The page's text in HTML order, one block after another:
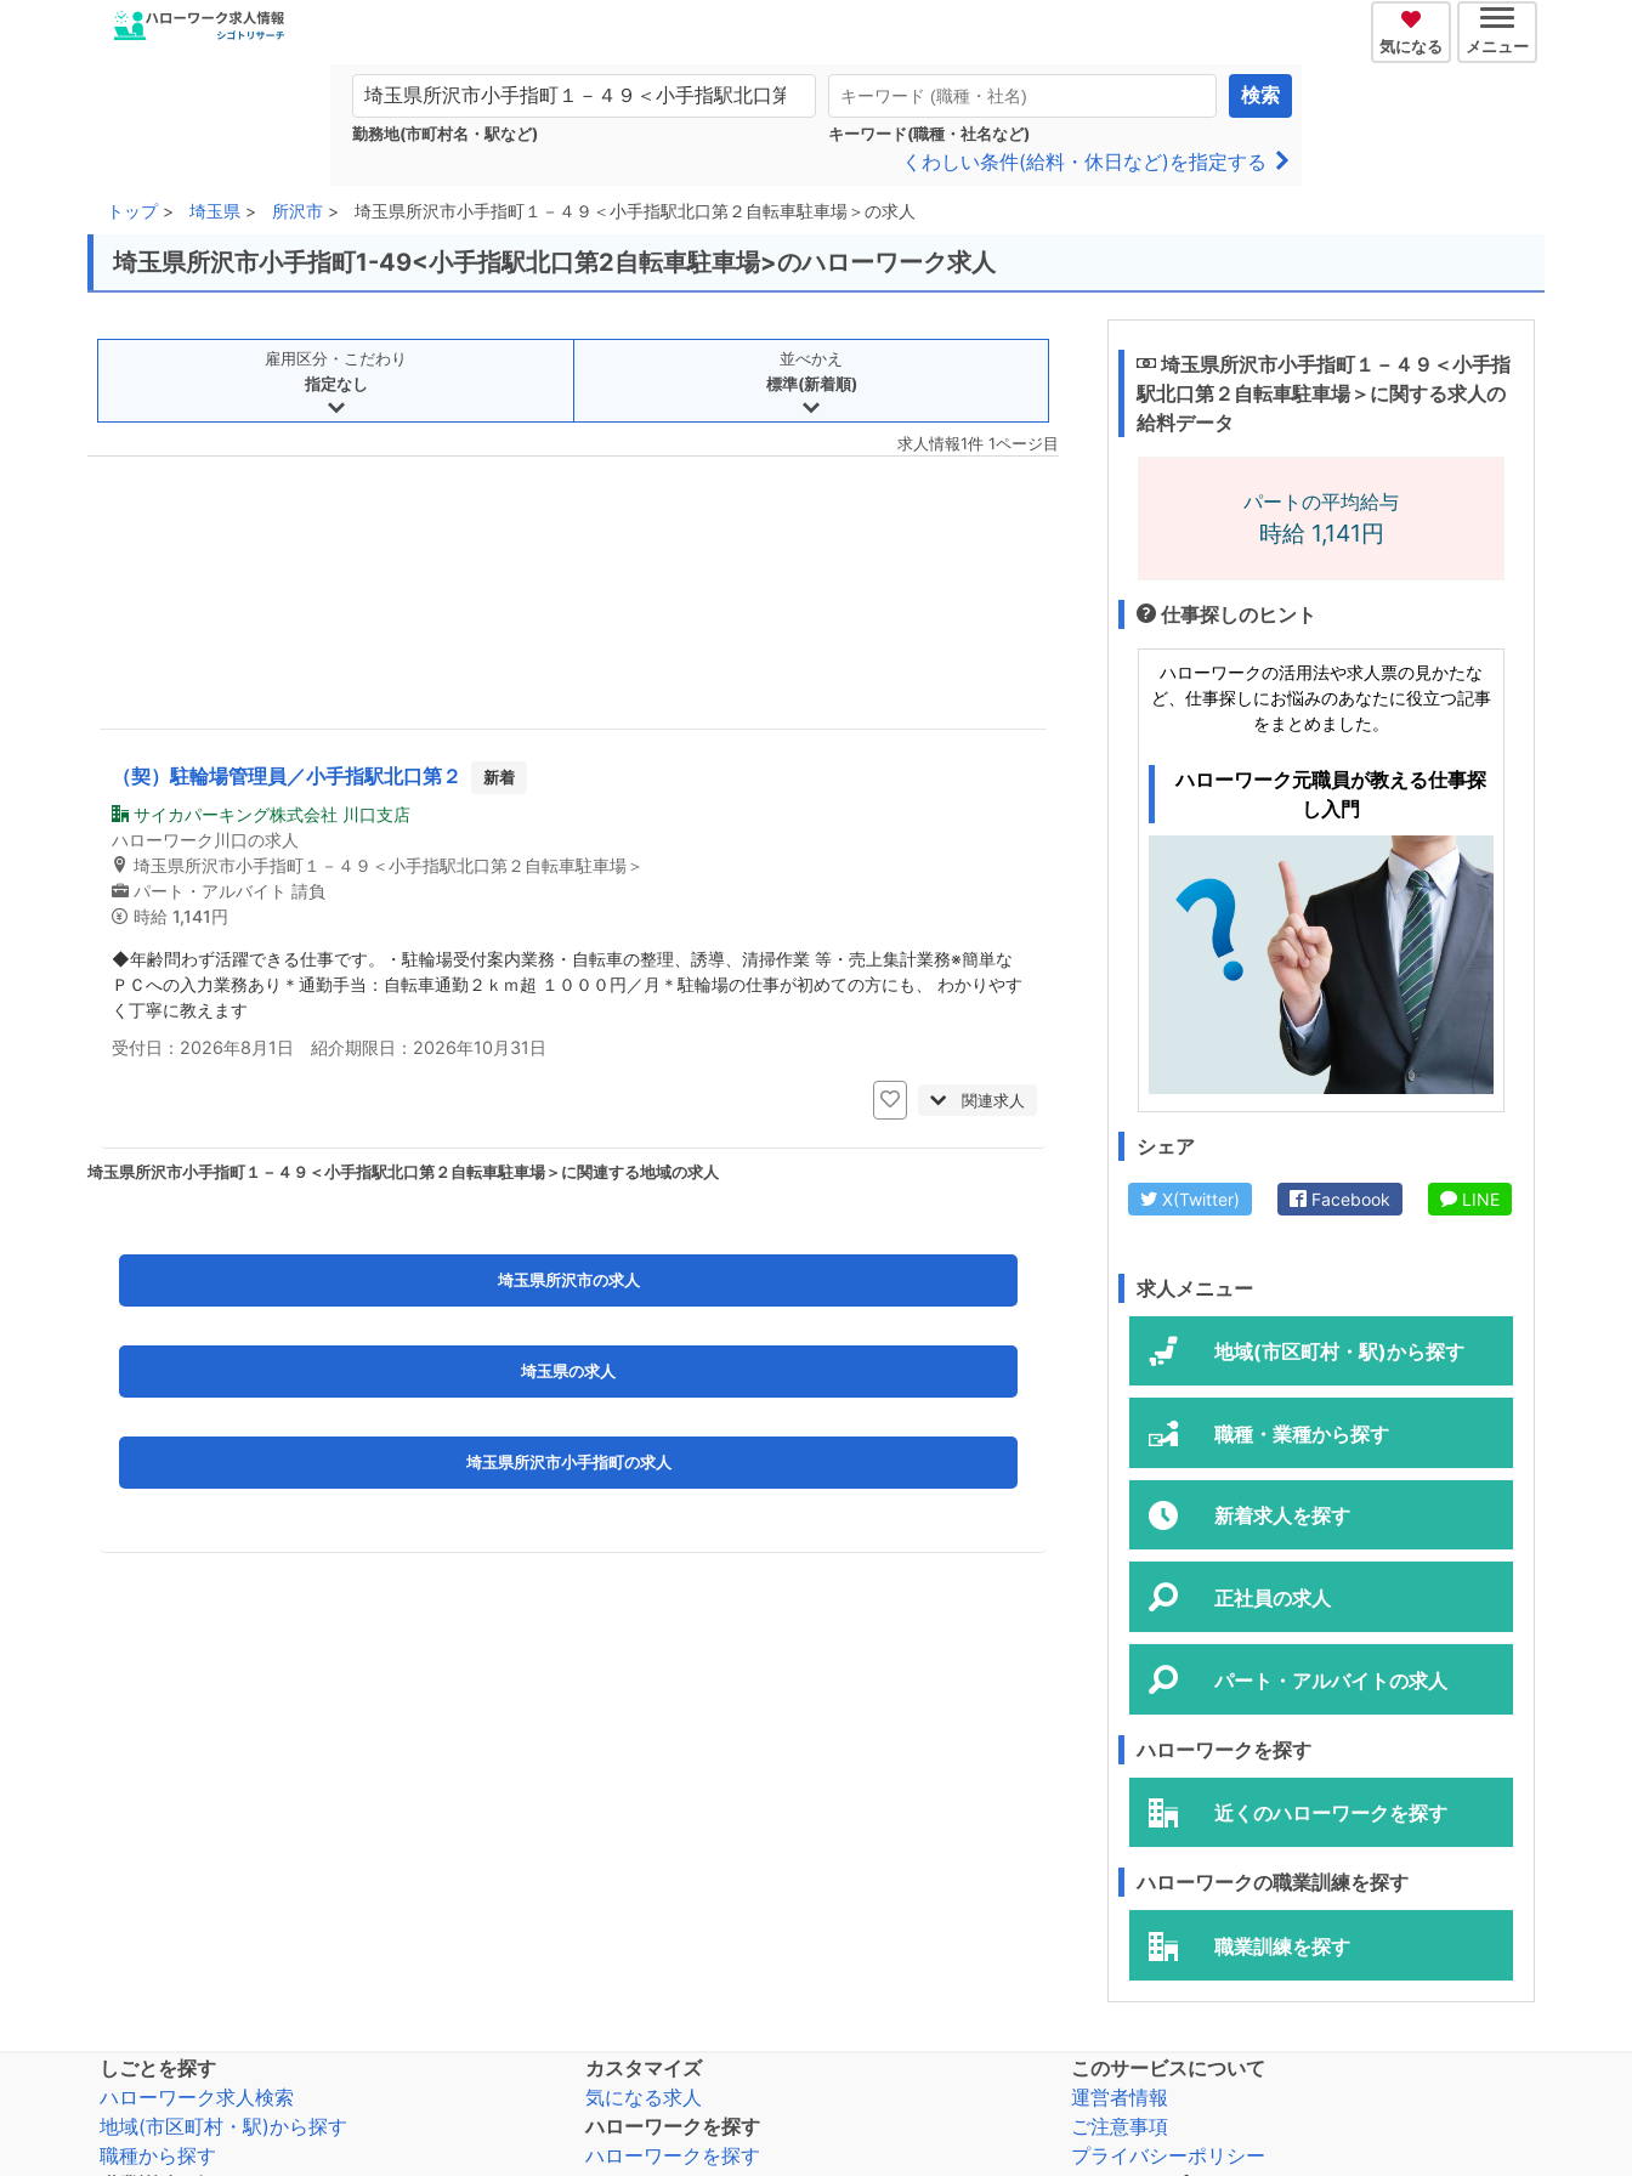
気になる メニュー
勤務地(市町村名・駅など) キーワード(職種・社名など)
検索
くわしい条件(給料・休日など)を指定する
トップ 埼玉県 所沢市 埼玉県所沢市小手指町１－４９＜小手指駅北口第２自転車駐車場＞の求人
埼玉県所沢市小手指町1-49<小手指駅北口第2自転車駐車場>のハローワーク求人
雇用区分・こだわり
指定なし
並べかえ
標準(新着順)
求人情報1件 1ページ目
（契）駐輪場管理員／小手指駅北口第２ 新着
サイカパーキング株式会社 川口支店
ハローワーク川口の求人
埼玉県所沢市小手指町１－４９＜小手指駅北口第２自転車駐車場＞
パート・アルバイト 請負
時給 1,141円
◆年齢問わず活躍できる仕事です。・駐輪場受付案内業務・自転車の整理、誘導、清掃作業 等・売上集計業務※簡単な
ＰＣへの入力業務あり＊通勤手当：自転車通勤２ｋｍ超 １０００円／月＊駐輪場の仕事が初めての方にも、 わかりやす
く丁寧に教えます
受付日：2026年8月1日 紹介期限日：2026年10月31日
関連求人
埼玉県所沢市小手指町１－４９＜小手指駅北口第２自転車駐車場＞に関連する地域の求人
埼玉県所沢市の求人
埼玉県の求人
埼玉県所沢市小手指町の求人
埼玉県所沢市小手指町１－４９＜小手指
駅北口第２自転車駐車場＞に関する求人の
給料データ
パートの平均給与
時給 1,141円
仕事探しのヒント
ハローワークの活用法や求人票の見かたな
ど、仕事探しにお悩みのあなたに役立つ記事
をまとめました。
ハローワーク元職員が教える仕事探
し入門
シェア
X(Twitter) Facebook LINE
求人メニュー
地域(市区町村・駅)から探す
職種・業種から探す
新着求人を探す
正社員の求人
パート・アルバイトの求人
ハローワークを探す
近くのハローワークを探す
ハローワークの職業訓練を探す
職業訓練を探す
しごとを探す
ハローワーク求人検索
地域(市区町村・駅)から探す
職種から探す
カスタマイズ
気になる求人
ハローワークを探す
ハローワークを探す
このサービスについて
運営者情報
ご注意事項
プライバシーポリシー